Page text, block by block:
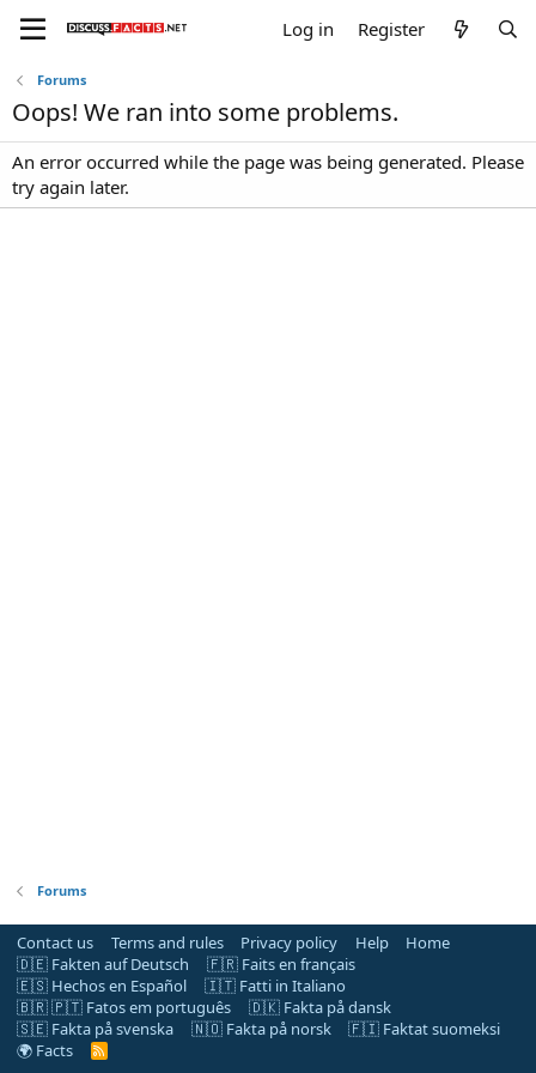
Log in Register
Forums
Oops! We ran into some problems.
An error occurred while the page was being generated. Please
try again later.
Forums
Contact us Terms and rules Privacy policy Help
Home
🇩🇪 Fakten auf Deutsch
🇫🇷 Faits en français
🇪🇸 Hechos en Español
🇮🇹 Fatti in Italiano
🇧🇷 🇵🇹 Fatos em português
🇩🇰 Fakta på dansk
🇸🇪 Fakta på svenska
🇳🇴 Fakta på norsk
🇫🇮 Faktat suomeksi
🌍 Facts
R